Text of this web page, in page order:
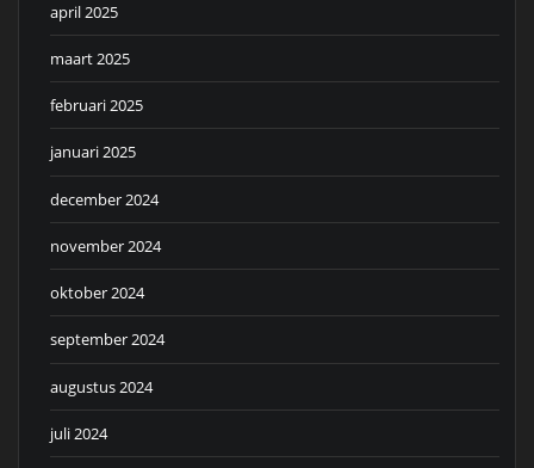
april 2025
maart 2025
februari 2025
januari 2025
december 2024
november 2024
oktober 2024
september 2024
augustus 2024
juli 2024